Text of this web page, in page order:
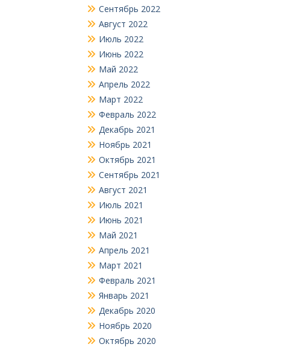
Сентябрь 2022
Август 2022
Июль 2022
Июнь 2022
Май 2022
Апрель 2022
Март 2022
Февраль 2022
Декабрь 2021
Ноябрь 2021
Октябрь 2021
Сентябрь 2021
Август 2021
Июль 2021
Июнь 2021
Май 2021
Апрель 2021
Март 2021
Февраль 2021
Январь 2021
Декабрь 2020
Ноябрь 2020
Октябрь 2020